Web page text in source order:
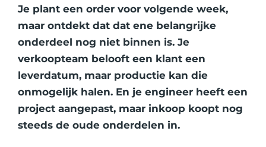
Je plant een order voor volgende week,
maar ontdekt dat dat ene belangrijke
onderdeel nog niet binnen is. Je
verkoopteam belooft een klant een
leverdatum, maar productie kan die
onmogelijk halen. En je engineer heeft een
project aangepast, maar inkoop koopt nog
steeds de oude onderdelen in.